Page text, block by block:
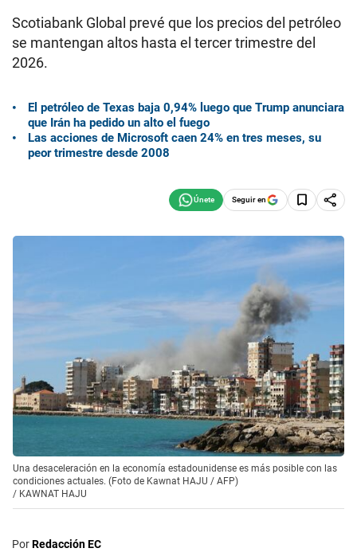
Scotiabank Global prevé que los precios del petróleo
se mantengan altos hasta el tercer trimestre del
2026.
El petróleo de Texas baja 0,94% luego que Trump anunciara
que Irán ha pedido un alto el fuego
Las acciones de Microsoft caen 24% en tres meses, su
peor trimestre desde 2008
Seguir en
Una desaceleración en la economía estadounidense es más posible con las
condiciones actuales. (Foto de Kawnat HAJU / AFP)
/ KAWNAT HAJU
PorRedacción EC